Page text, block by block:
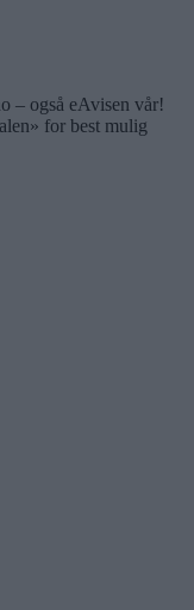
– også eAvisen vår!
for best mulig